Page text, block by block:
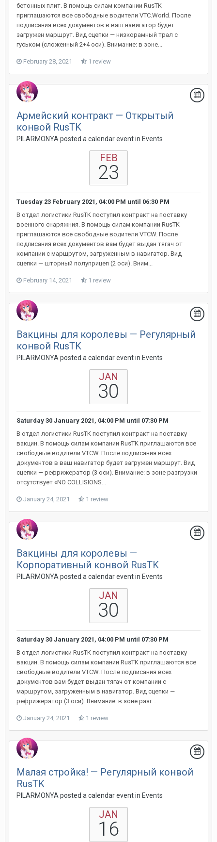
бетонных плит. В помощь силам компании RusTK
приглашаются все свободные водители VTC.World. После
подписания всех документов в ваш навигатор будет
загружен маршрут. Вид сцепки — низкорамный трал с
гуськом (сложенный 2+4 оси). Внимание: в зоне...
February 28, 2021 1 review
Армейский контракт — Открытый
конвой RusTK
PILARMONYA posted a calendar event in Events
FEB
23
Tuesday 23 February 2021, 04:00 PM until 06:30 PM
В отдел логистики RusTK поступил контракт на поставку
военного снаряжния. В помощь силам компании RusTK
приглашаются все свободные водители VTCW. После
подписания всех документов вам будет выдан тягач от
компании с маршрутом, загруженным в навигатор. Вид
сцепки — шторный полуприцеп (2 оси). Вним...
February 14, 2021 1 review
Вакцины для королевы — Регулярный
конвой RusTK
PILARMONYA posted a calendar event in Events
JAN
30
Saturday 30 January 2021, 04:00 PM until 07:30 PM
В отдел логистики RusTK поступил контракт на поставку
вакцин. В помощь силам компании RusTK приглашаются все
свободные водители VTCW. После подписания всех
документов в ваш навигатор будет загружен маршрут. Вид
сцепки — рефрижератор (3 оси). Внимание: в зоне разгрузки
отсутствует «NO COLLISIONS...
January 24, 2021 1 review
Вакцины для королевы —
Корпоративный конвой RusTK
PILARMONYA posted a calendar event in Events
JAN
30
Saturday 30 January 2021, 04:00 PM until 07:30 PM
В отдел логистики RusTK поступил контракт на поставку
вакцин. В помощь силам компании RusTK приглашаются все
свободные водители VTCW. После подписания всех
документов вам будет выдан тягач от компании с
маршрутом, загруженным в навигатор. Вид сцепки —
рефрижератор (3 оси). Внимание: в зоне разг...
January 24, 2021 1 review
Малая стройка! — Регулярный конвой
RusTK
PILARMONYA posted a calendar event in Events
JAN
16